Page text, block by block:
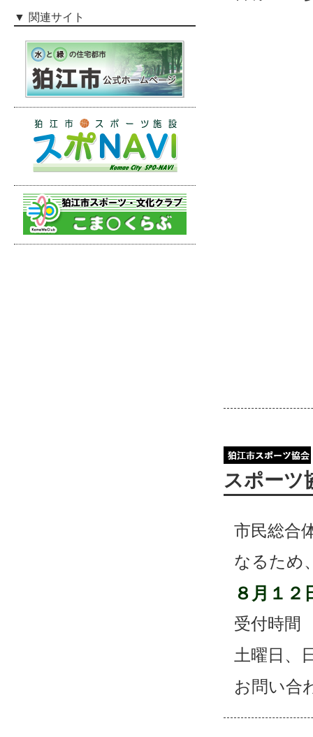
スポーツ
市民総合
なるため
８月１
受付時
土曜日、
お問い
関連サイト